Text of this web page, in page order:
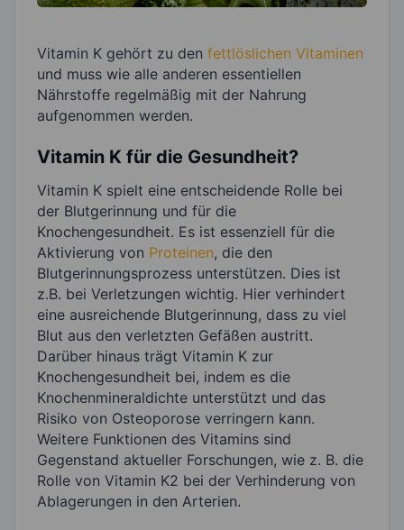
Vitamin K gehört zu den fettlöslichen Vitaminen
und muss wie alle anderen essentiellen
Nährstoffe regelmäßig mit der Nahrung
aufgenommen werden.
Vitamin K für die Gesundheit?
Vitamin K spielt eine entscheidende Rolle bei
der Blutgerinnung und für die
Knochengesundheit. Es ist essenziell für die
Aktivierung von Proteinen, die den
Blutgerinnungsprozess unterstützen. Dies ist
z.B. bei Verletzungen wichtig. Hier verhindert
eine ausreichende Blutgerinnung, dass zu viel
Blut aus den verletzten Gefäßen austritt.
Darüber hinaus trägt Vitamin K zur
Knochengesundheit bei, indem es die
Knochenmineraldichte unterstützt und das
Risiko von Osteoporose verringern kann.
Weitere Funktionen des Vitamins sind
Gegenstand aktueller Forschungen, wie z. B. die
Rolle von Vitamin K2 bei der Verhinderung von
Ablagerungen in den Arterien.